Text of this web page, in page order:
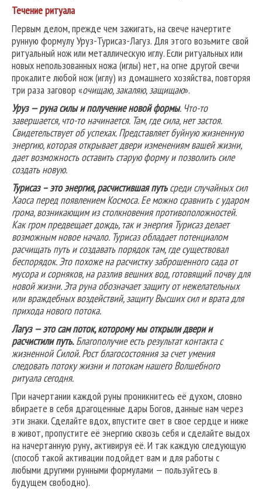
Течение ритуала
Первым делом, прежде чем зажигать, на свече начертите
рунную формулу Уруз-Турисаз-Лагуз. Для этого возьмите свой
ритуальный нож или металлическую иглу. Если ритуальных или
новых непользованных ножа (иглы) нет, на огне другой свечи
прокалите любой нож (иглу) из домашнего хозяйства, повторяя
три раза заговор «очищаю, закаляю, защищаю».
Уруз — руна силы и получение новой формы. Что-то
завершается, что-то начинается. Там, где сила, нет застоя.
Свидетельствует об успехах. Представляет буйную жизненную
энергию, которая открывает двери изменениям вашей жизни,
дает возможность оставить старую форму и позволить силе
создать новую.
Турисаз – это энергия, расчистившая путьсреди случайных сил
Хаоса перед появлением Космоса. Ее можно сравнить с ударом
грома, возникающим из столкновения противоположностей.
Как гром предвещает дождь, так и энергия Турисаз делает
возможным новое начало. Турисаз обладает потенциалом
расчищать путь и создавать порядок там, где существовал
беспорядок. Это похоже на расчистку заброшенного сада от
мусора и сорняков, на разлив вешних вод, готовящий почву для
новой жизни. Эта руна обозначает защиту от нежелательных
или враждебных воздействий, защиту Высших сил и врата для
прихода нового потока.
Лагуз — это сам поток, которому мы открыли двери и
расчистили путь.Благополучие есть результат контакта с
жизненной Силой. Рост благосостояния за счет умения
следовать потоку жизни и потокам нашего Волшебного
ритуала сегодня.
При начертании каждой руны проникнитесь её духом, словно
вбираете в себя драгоценные дары Богов, данные нам через
эти знаки. Сделайте вдох, впустите свет в свое сердце и ниже
в живот, пропустите её энергию сквозь себя и сделайте выдох
на начертанную руну, активируя её. И так каждую следующую
(способ такой активации подойдет вам и для работы с
любыми другими рунными формулами — пользуйтесь в
будущем свободно).